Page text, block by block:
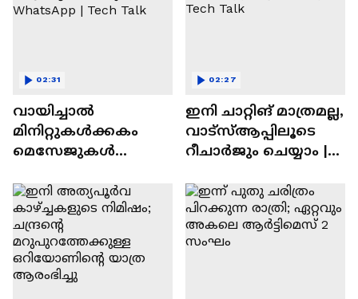
വായിച്ചാൽ
മിനിറ്റുകൾക്കകം
മെസേജുകള്‍
WhatsApp | Tech Talk
02:31
ഇനി ചാറ്റിങ് മാത്രമല്ല,
വാട്‌സ്‌ആപ്പിലൂടെ
റീചാർജും ചെയ്യാം |
Tech Talk
02:27